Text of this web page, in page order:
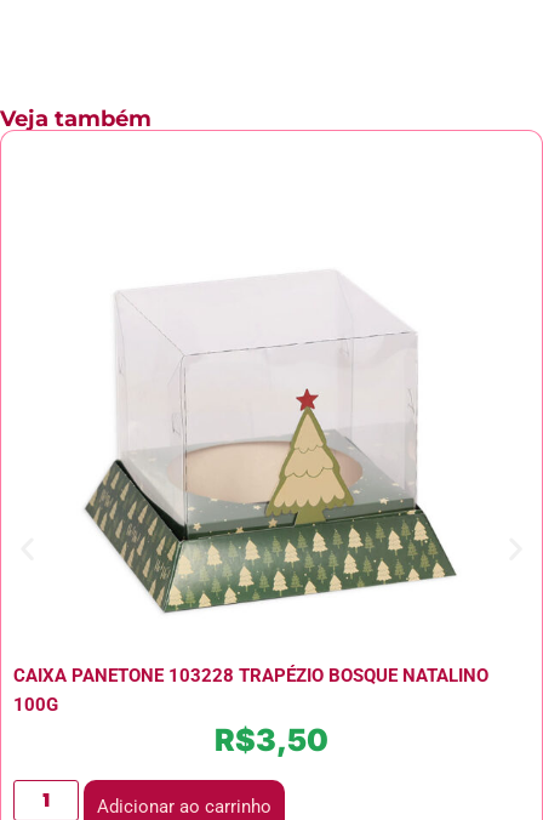
Veja também
CAIXA PANETONE 103228 TRAPÉZIO BOSQUE NATALINO
100G
R$3,50
Adicionar ao carrinho